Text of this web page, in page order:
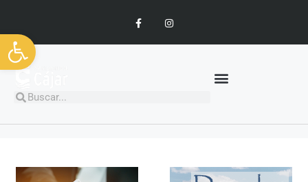
Abrir barra de herramientas